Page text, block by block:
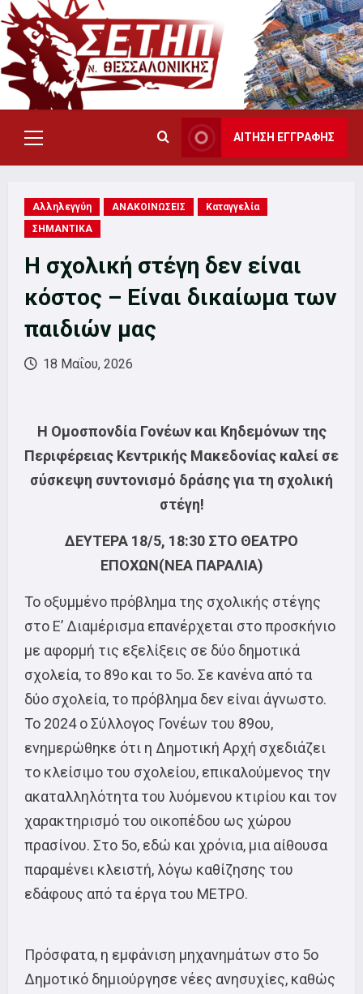
Skip
to
content
Primary
Menu
ΑΙΤΗΣΗ ΕΓΓΡΑΦΗΣ
Αλληλεγγύη ΑΝΑΚΟΙΝΩΣΕΙΣ
Καταγγελία
ΣΗΜΑΝΤΙΚΑ
Η σχολική στέγη δεν είναι
κόστος – Είναι δικαίωμα των
παιδιών μας
18 Μαΐου, 2026
Η Ομοσπονδία Γονέων και Κηδεμόνων της
Περιφέρειας Κεντρικής Μακεδονίας καλεί σε
σύσκεψη συντονισμό δράσης για τη σχολική
στέγη!
ΔΕΥΤΕΡΑ 18/5, 18:30 ΣΤΟ ΘΕΑΤΡΟ
ΕΠΟΧΩΝ(ΝΕΑ ΠΑΡΑΛΙΑ)
Το οξυμμένο πρόβλημα της σχολικής στέγης
στο Ε’ Διαμέρισμα επανέρχεται στο προσκήνιο
με αφορμή τις εξελίξεις σε δύο δημοτικά
σχολεία, το 89ο και το 5ο. Σε κανένα από τα
δύο σχολεία, το πρόβλημα δεν είναι άγνωστο.
Το 2024 ο Σύλλογος Γονέων του 89ου,
ενημερώθηκε ότι η Δημοτική Αρχή σχεδιάζει
το κλείσιμο του σχολείου, επικαλούμενος την
ακαταλληλότητα του λυόμενου κτιρίου και τον
χαρακτηρισμό του οικοπέδου ως χώρου
πρασίνου. Στο 5ο, εδώ και χρόνια, μια αίθουσα
παραμένει κλειστή, λόγω καθίζησης του
εδάφους από τα έργα του ΜΕΤΡΟ.
Πρόσφατα, η εμφάνιση μηχανημάτων στο 5ο
Δημοτικό δημιούργησε νέες ανησυχίες, καθώς